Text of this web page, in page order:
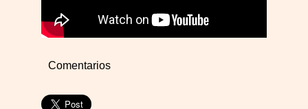
Comentarios